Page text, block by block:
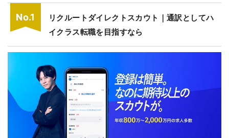
リクルートダイレクトスカウト｜通訳としてハ
イクラス転職を目指すなら